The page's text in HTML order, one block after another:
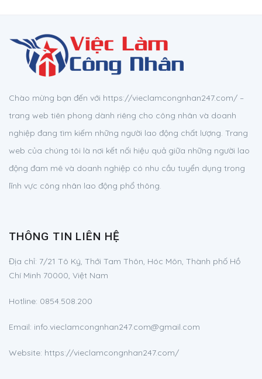
Chào mừng bạn đến với https://vieclamcongnhan247.com/ –
trang web tiên phong dành riêng cho công nhân và doanh
nghiệp đang tìm kiếm những người lao động chất lượng. Trang
web của chúng tôi là nơi kết nối hiệu quả giữa những người lao
động đam mê và doanh nghiệp có nhu cầu tuyển dụng trong
lĩnh vực công nhân lao động phổ thông.
THÔNG TIN LIÊN HỆ
Địa chỉ: 7/21 Tô Ký, Thới Tam Thôn, Hóc Môn, Thành phố Hồ
Chí Minh 70000, Việt Nam
Hotline: 0854.508.200
Email: info.vieclamcongnhan247.com@gmail.com
Website: https://vieclamcongnhan247.com/